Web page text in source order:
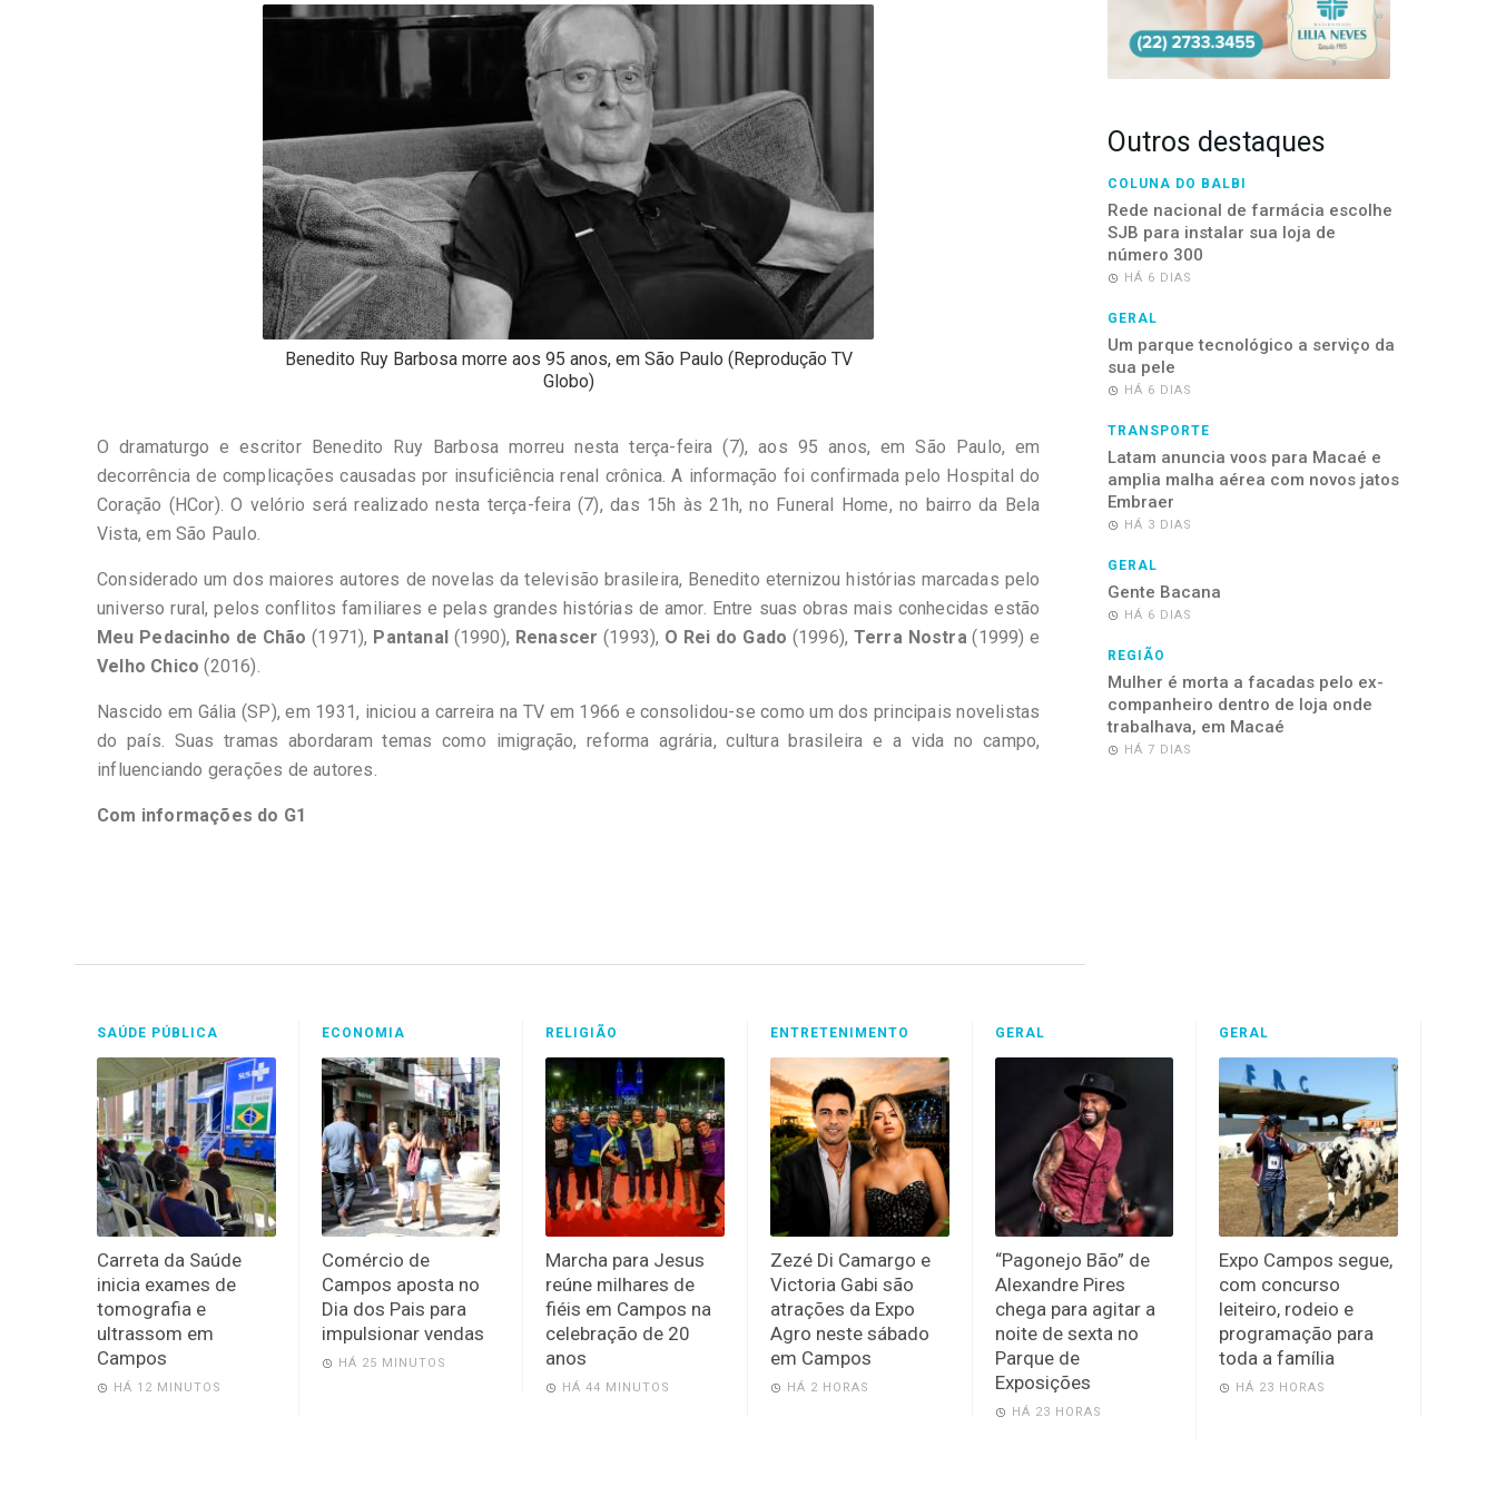
Benedito Ruy Barbosa morre aos 95 anos, em São Paulo (Reprodução TV
Globo)
O dramaturgo e escritor Benedito Ruy Barbosa morreu nesta terça-feira (7), aos 95 anos, em São Paulo, em
decorrência de complicações causadas por insuficiência renal crônica. A informação foi confirmada pelo Hospital do
Coração (HCor). O velório será realizado nesta terça-feira (7), das 15h às 21h, no Funeral Home, no bairro da Bela
Vista, em São Paulo.
Considerado um dos maiores autores de novelas da televisão brasileira, Benedito eternizou histórias marcadas pelo
universo rural, pelos conflitos familiares e pelas grandes histórias de amor. Entre suas obras mais conhecidas estão
Meu Pedacinho de Chão (1971), Pantanal (1990), Renascer (1993), O Rei do Gado (1996), Terra Nostra(1999) e
Velho Chico (2016).
Nascido em Gália (SP), em 1931, iniciou a carreira na TV em 1966 e consolidou-se como um dos principais novelistas
do país. Suas tramas abordaram temas como imigração, reforma agrária, cultura brasileira e a vida no campo,
influenciando gerações de autores.
Com informações do G1
Outros destaques
COLUNA DO BALBI
Rede nacional de farmácia escolhe
SJB para instalar sua loja de
número 300
HÁ 6 DIAS
GERAL
Um parque tecnológico a serviço da
sua pele
HÁ 6 DIAS
TRANSPORTE
Latam anuncia voos para Macaé e
amplia malha aérea com novos jatos
Embraer
HÁ 3 DIAS
GERAL
Gente Bacana
HÁ 6 DIAS
REGIÃO
Mulher é morta a facadas pelo ex-
companheiro dentro de loja onde
trabalhava, em Macaé
HÁ 7 DIAS
SAÚDE PÚBLICA
Carreta da Saúde
inicia exames de
tomografia e
ultrassom em
Campos
HÁ 12 MINUTOS
ECONOMIA
Comércio de
Campos aposta no
Dia dos Pais para
impulsionar vendas
HÁ 25 MINUTOS
RELIGIÃO
Marcha para Jesus
reúne milhares de
fiéis em Campos na
celebração de 20
anos
HÁ 44 MINUTOS
ENTRETENIMENTO
Zezé Di Camargo e
Victoria Gabi são
atrações da Expo
Agro neste sábado
em Campos
HÁ 2 HORAS
GERAL
“Pagonejo Bão” de
Alexandre Pires
chega para agitar a
noite de sexta no
Parque de
Exposições
HÁ 23 HORAS
GERAL
Expo Campos segue,
com concurso
leiteiro, rodeio e
programação para
toda a família
HÁ 23 HORAS